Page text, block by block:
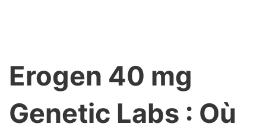
Erogen 40 mg
Genetic Labs : Où